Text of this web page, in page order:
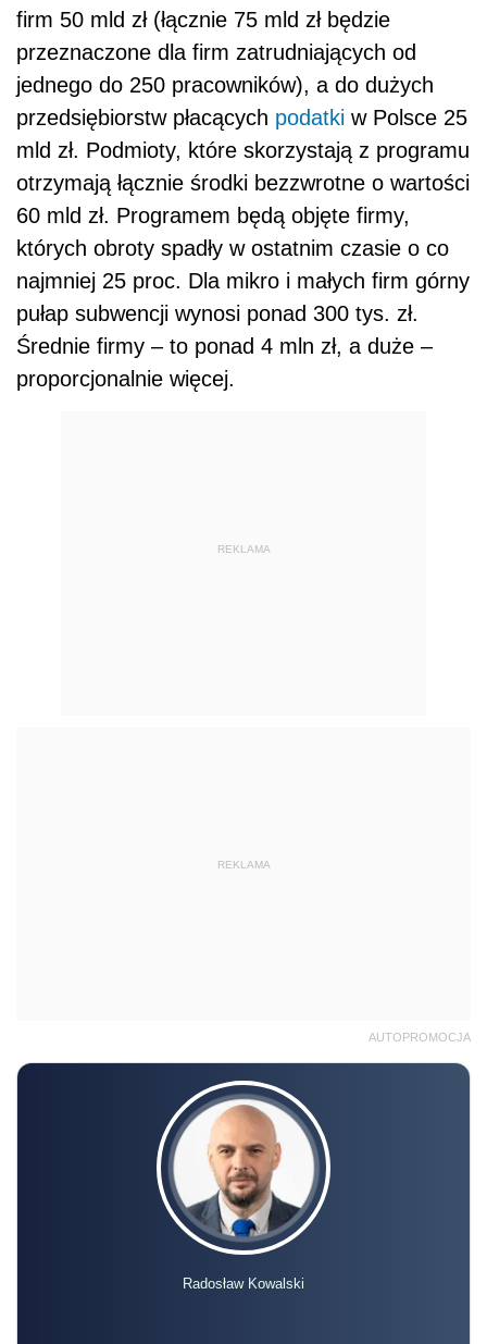
firm 50 mld zł (łącznie 75 mld zł będzie
przeznaczone dla firm zatrudniających od
jednego do 250 pracowników), a do dużych
przedsiębiorstw płacących podatki w Polsce 25
mld zł. Podmioty, które skorzystają z programu
otrzymają łącznie środki bezzwrotne o wartości
60 mld zł. Programem będą objęte firmy,
których obroty spadły w ostatnim czasie o co
najmniej 25 proc. Dla mikro i małych firm górny
pułap subwencji wynosi ponad 300 tys. zł.
Średnie firmy – to ponad 4 mln zł, a duże –
proporcjonalnie więcej.
REKLAMA
REKLAMA
AUTOPROMOCJA
Radosław Kowalski